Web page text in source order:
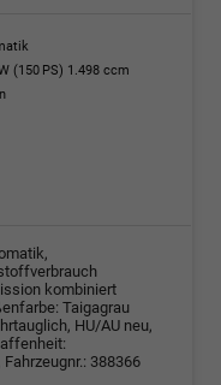
(150 PS) 1.498 ccm
kombiniert
Taigagrau
HU/AU neu,
388366